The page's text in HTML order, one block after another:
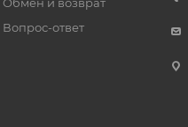
Вопрос-ответ